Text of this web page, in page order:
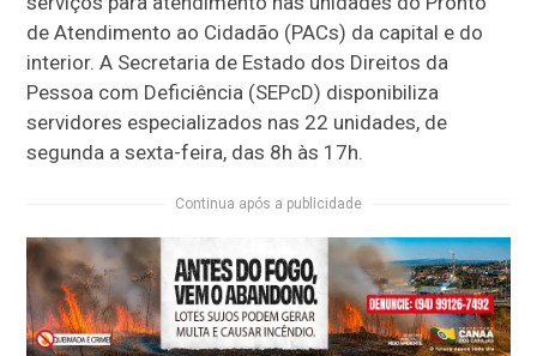
de Atendimento ao Cidadão (PACs) da capital e do
interior. A Secretaria de Estado dos Direitos da
Pessoa com Deficiência (SEPcD) disponibiliza
servidores especializados nas 22 unidades, de
segunda a sexta-feira, das 8h às 17h.
Continua após a publicidade